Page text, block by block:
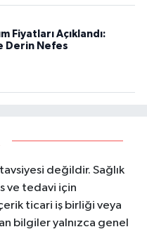
Fiyatları Açıklandı:
Derin Nefes
değildir. Sağlık
ve tedavi için
ticari iş birliği veya
bilgiler yalnızca genel